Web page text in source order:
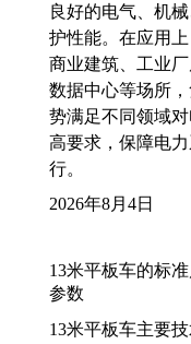
良好的电气、机
护性能。在应用
商业建筑、工业
数据中心等场所
势满足不同领域
高要求，保障电
行。
2026年8月4日
13米平板车的标
参数
13米平板车主要